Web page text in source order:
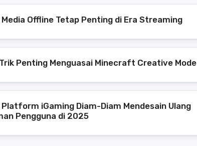
Media Offline Tetap Penting di Era Streaming
Penting Menguasai Minecraft Creative Mode
Platform iGaming Diam-Diam Mendesain Ulang
Pengguna di 2025